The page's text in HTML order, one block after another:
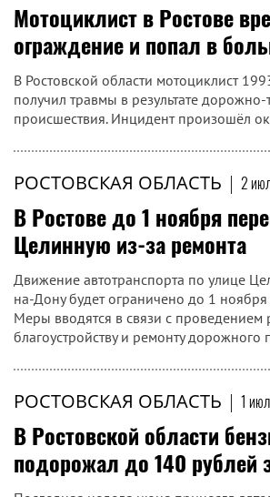
Мотоциклист в Ростове
ограждение и попал в
В Ростовской области мотоциклист
получил травмы в результате дорожно-
происшествия. Инцидент произошёл
РОСТОВСКАЯ ОБЛАСТЬ | 2
В Ростове до 1 ноября
Целинную из-за ремонта
Движение автотранспорта по улице
на-Дону будет ограничено до 1 ноября
Меры вводятся в связи с проведением
благоустройству и ремонту дорожного
РОСТОВСКАЯ ОБЛАСТЬ | 1
В Ростовской области
подорожал до 140 рублей